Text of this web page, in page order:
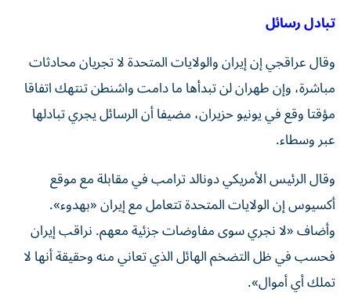
تبادل رسائل
وقال عراقجي إن إيران والولايات المتحدة لا تجريان محادثات
مباشرة، وإن طهران لن تبدأها ما دامت واشنطن تنتهك اتفاقا
مؤقتا وقع في يونيو حزيران، مضيفا أن الرسائل يجري تبادلها
عبر وسطاء.
وقال الرئيس الأمريكي دونالد ترامب في مقابلة مع موقع
أكسيوس إن الولايات المتحدة تتعامل مع إيران «بهدوء».
وأضاف «لا نجري سوى مفاوضات جزئية معهم. نراقب إيران
فحسب في ظل التضخم الهائل الذي تعاني منه وحقيقة أنها لا
تملك أي أموال».